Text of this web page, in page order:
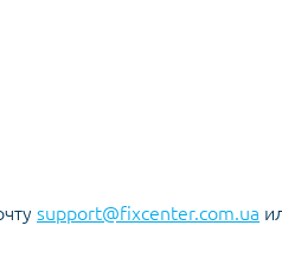
support@fixcenter.com.ua